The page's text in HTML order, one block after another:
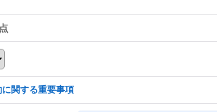
関する重要事項